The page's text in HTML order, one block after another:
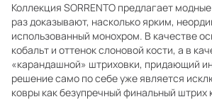
Коллекция SORRENTO предлагает
раз доказывают, насколько ярким,
использованный монохром. В качестве
кобальт и оттенок слоновой кости, а в
«карандашной» штриховки, придающий
решение само по себе уже является
ковры как безупречный финальный штрих